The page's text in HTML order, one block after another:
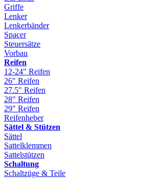
Griffe
Lenker
Lenkerbänder
Spacer
Steuersätze
Vorbau
Reifen
12-24" Reifen
26" Reifen
27.5" Reifen
28" Reifen
29" Reifen
Reifenheber
Sättel & Stützen
Sättel
Sattelklemmen
Sattelstützen
Schaltung
Schaltzüge & Teile